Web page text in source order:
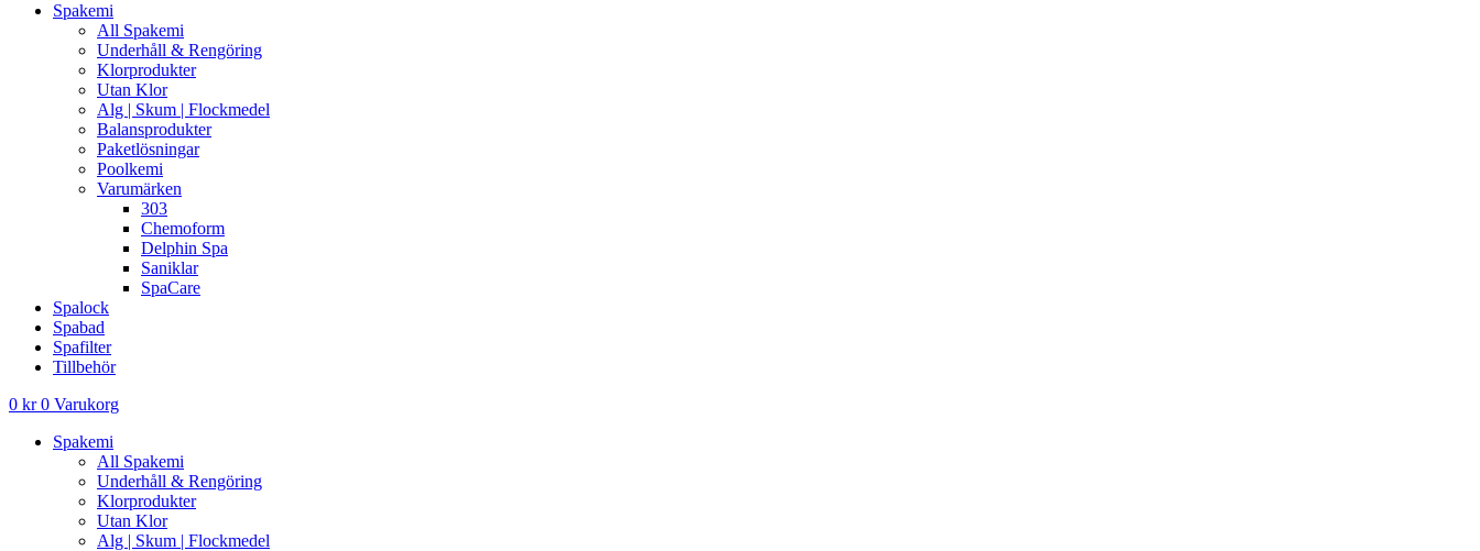
Spakemi
All Spakemi
Underhåll & Rengöring
Klorprodukter
Utan Klor
Alg | Skum | Flockmedel
Balansprodukter
Paketlösningar
Poolkemi
Varumärken
303
Chemoform
Delphin Spa
Saniklar
SpaCare
Spalock
Spabad
Spafilter
Tillbehör
0 kr 0 Varukorg
Spakemi
All Spakemi
Underhåll & Rengöring
Klorprodukter
Utan Klor
Alg | Skum | Flockmedel